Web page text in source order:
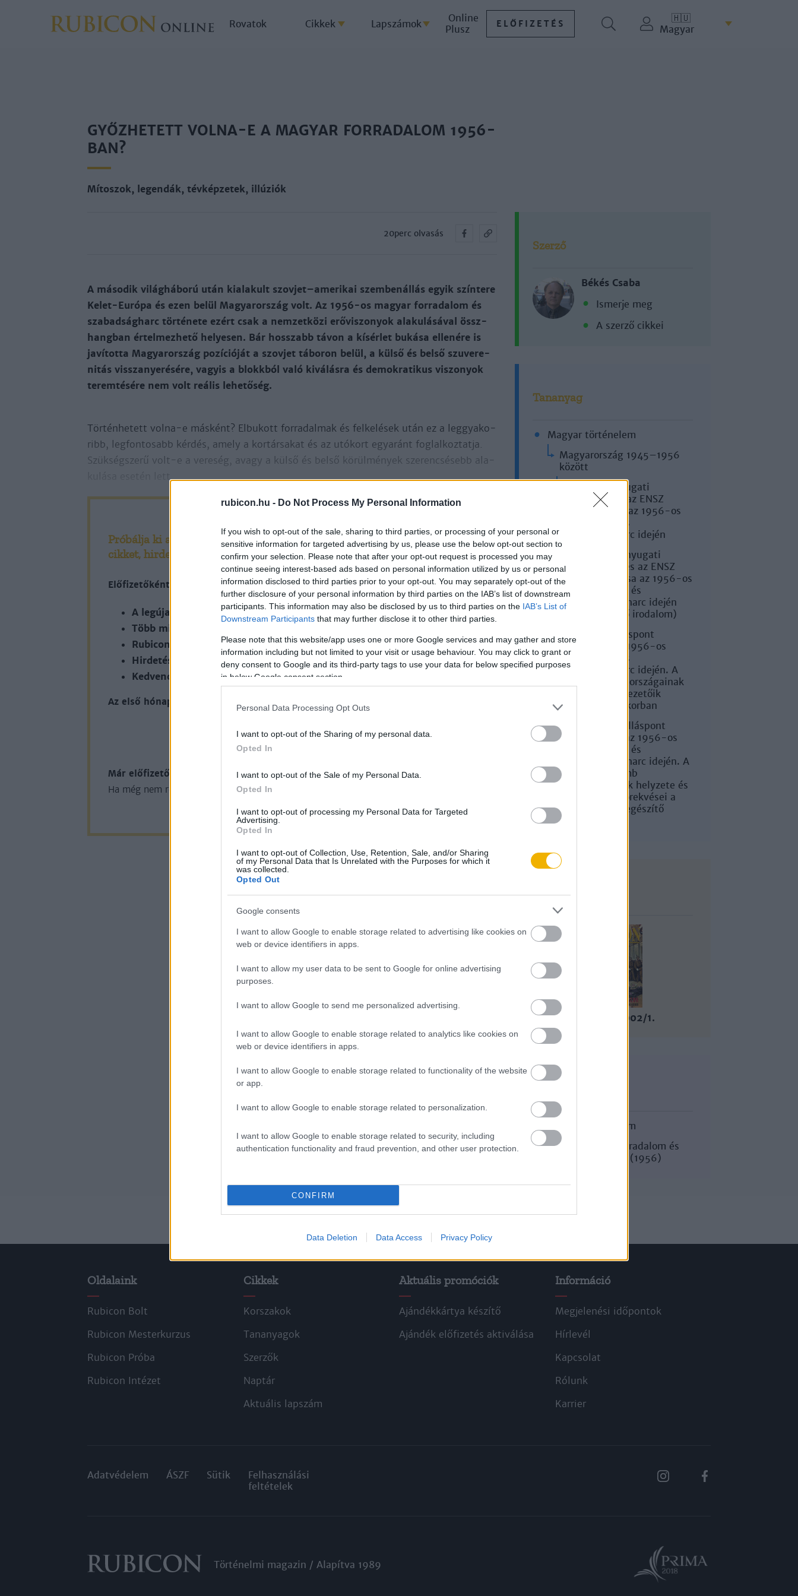
rubicon.hu - Do Not Process My Personal Information
If you wish to opt-out of the sale, sharing to third parties, or processing of your personal or
sensitive information for targeted advertising by us, please use the below opt-out section to
confirm your selection. Please note that after your opt-out request is processed you may
continue seeing interest-based ads based on personal information utilized by us or personal
information disclosed to third parties prior to your opt-out. You may separately opt-out of the
further disclosure of your personal information by third parties on the IAB’s list of downstream
participants. This information may also be disclosed by us to third parties on the IAB’s List of
Downstream Participants that may further disclose it to other third parties.
Please note that this website/app uses one or more Google services and may gather and store
information including but not limited to your visit or usage behaviour. You may click to grant or
deny consent to Google and its third-party tags to use your data for below specified purposes
in below Google consent section.
Personal Data Processing Opt Outs
I want to opt-out of the Sharing of my personal data.
Opted In
I want to opt-out of the Sale of my Personal Data.
Opted In
I want to opt-out of processing my Personal Data for Targeted
Advertising.
Opted In
I want to opt-out of Collection, Use, Retention, Sale, and/or Sharing
of my Personal Data that Is Unrelated with the Purposes for which it
was collected.
Opted Out
Google consents
I want to allow Google to enable storage related to advertising like cookies on
web or device identifiers in apps.
I want to allow my user data to be sent to Google for online advertising
purposes.
I want to allow Google to send me personalized advertising.
I want to allow Google to enable storage related to analytics like cookies on
web or device identifiers in apps.
I want to allow Google to enable storage related to functionality of the website
or app.
I want to allow Google to enable storage related to personalization.
I want to allow Google to enable storage related to security, including
authentication functionality and fraud prevention, and other user protection.
CONFIRM
Data Deletion Data Access Privacy Policy
Rovatok Cikkek Lapszámok
Online
Plusz
ELŐFIZETÉS
🇭🇺
Magyar
GYŐZHETETT VOLNA-E A MAGYAR FORRADALOM 1956-
BAN?
Mítoszok, legendák, tévképzetek, illúziók
20perc olvasás
A má­so­dik vi­lág­há­bo­rú után kiala­kult szov­jet–ame­ri­kai szem­ben­ál­lás egyik szín­te­re
Ke­let-Eu­ró­pa és ezen be­lül Magyaror­szág volt. Az 1956-os ma­gyar for­ra­da­lom és
sza­bad­ság­harc tör­té­ne­te ezért csak a nem­zet­kö­zi erő­vi­szo­nyok ala­ku­lá­sá­val össz­
hang­ban ér­tel­mez­he­tő he­lye­sen. Bár hosszabb tá­von a kí­sér­let bu­ká­sa el­le­né­re is
ja­ví­tot­ta Magyaror­szág po­zí­ció­ját a szov­jet tá­bo­ron be­lül, a kül­ső és belső szu­ve­re­
ni­tás vissza­nye­ré­sé­re, vagyis a blokk­ból va­ló ki­vá­lás­ra és de­mok­ra­ti­kus vi­szo­nyok
te­rem­té­sé­re nem volt reá­lis le­he­tő­ség.
Tör­tén­he­tett vol­na-e más­ként? El­bu­kott for­ra­dal­mak és fel­ke­lé­sek után ez a leg­gya­ko­
ribb, leg­fon­to­sabb kér­dés, amely a kor­tár­sa­kat és az utó­kort egyaránt fog­lal­koz­tat­ja.
Szük­ség­sze­rű volt-e a ve­re­ség, avagy a kül­ső és bel­ső kö­rül­mé­nyek sze­ren­csé­sebb ala­
ku­lá­sa ese­tén lett
Próbálja ki a Rubicon Online-tmindössze 200 Ft-ért, és olvassa a teljes
cikket, hirdetések nélkül!
Előfizetőként korlátlan hozzáférést kap minden történelmi tartalmunkhoz:
A legújabb Rubicon-lapszámok
Több mint 370 korábbi lapszámunk tartalma
Rubicon Online rovatok cikkei
Hirdetésmentes olvasó felület
Kedvenc cikkek elmentése, könyvjelzők
Az első hónap csak 200 Ft-ba kerül. Próbálja ki!
KIPRÓBÁLOM 200 FT-ÉRT
Már előfizetőnk? Ha már regisztrált a Rubicon Online-on, kattintson ide:
Ha még nem rendelkezik felhasználói fiókkal, kattintson ide:
Szerző
Békés Csaba
Ismerje meg
A szerző cikkei
Tananyag
Magyar történelem
Magyarország 1945–1956
között
Az USA, a nyugati
hatalmak és az ENSZ
magatartása az 1956-os
forradalom és
szabadságharc idején
Az USA, a nyugati
hatalmak és az ENSZ
magatartása az 1956-os
forradalom és
szabadságharc idején
(kiegészítő irodalom)
A szovjet álláspont
alakulása az 1956-os
forradalom és
szabadságharc idején. A
szovjet tömb országainak
helyzete és vezetőik
törekvései a korban
A szovjet álláspont
alakulása az 1956-os
forradalom és
szabadságharc idején. A
szovjet tömb
országainak helyzete és
vezetőik törekvései a
korban (kiegészítő
Lapszám
2001/10-2002/1.
Magyar történelem
Az 1956-os forradalom és
szabadságharc (1956)
Oldalaink
Rubicon Bolt
Rubicon Mesterkurzus
Rubicon Próba
Rubicon Intézet
Cikkek
Korszakok
Tananyagok
Szerzők
Naptár
Aktuális lapszám
Aktuális promóciók
Ajándékkártya készítő
Ajándék előfizetés aktiválása
Információ
Megjelenési időpontok
Hírlevél
Kapcsolat
Rólunk
Karrier
Adatvédelem ÁSZF Sütik
Felhasználási
feltételek
Történelmi magazin / Alapítva 1989